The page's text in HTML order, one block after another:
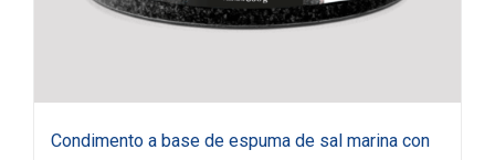
Condimento a base de espuma de sal marina con